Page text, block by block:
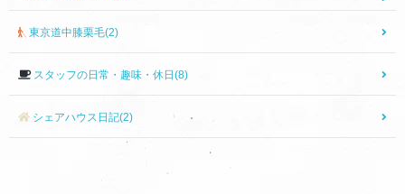
東京道中膝栗毛(2)
スタッフの日常・趣味・休日(8)
シェアハウス日記(2)